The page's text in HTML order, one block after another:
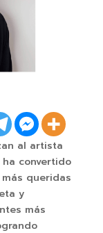
al artista
convertido
queridas
y
más